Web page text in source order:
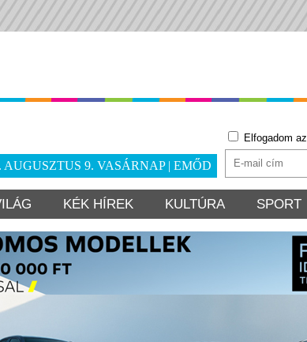
AUGUSZTUS 9. VASÁRNAP | EMŐD
Elfogadom az
KÉK HÍREK KULTÚRA SPORT